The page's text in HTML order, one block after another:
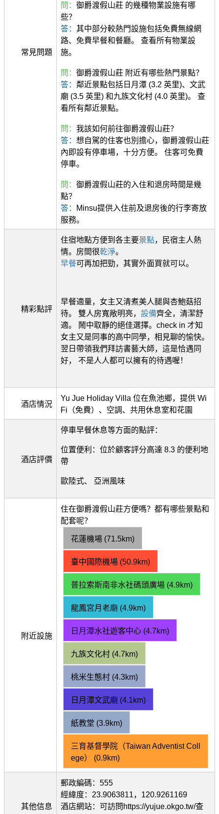
常見問題
問： 御爵渡假山莊 的幾種物業設施有哪
些？
答： 其中部分較熱門設施包括免費無線網
路、免費早餐和餐廳。 查看所有物業設
施。
問： 御爵渡假山莊 附近有哪些熱門景點？
答： 鄰近景點包括日月潭 (3.2 英里)、文武
廟 (3.5 英里) 和九族文化村 (4.0 英里)。 查
看所有鄰近景點。
問： 我該如何前往御爵渡假山莊？
答： 想自駕的住客也別擔心，御爵渡假山莊
內即設有停車場，十分方便。 住客可免費
停車。
問： 御爵渡假山莊的入住和退房時間是幾
點？
答：
Minsu提供入住前及退房後的行李寄放
服務。
精彩點評
住宿地點方便到各主要景點，民宿主人熱
情。房間很乾淨。
早餐可再加把勁，其實外面買就可以。
早餐適量，女主又清煮美人腿與杏鮑菇招
待。 雙人房寬敞明亮， 設備齊全，清潔舒
適。 鬧中取靜的絕佳選擇。check in 才知
女主又是同事的高中同學，相見聊的愉快。
翌日帶領我們拜訪書藝大師，這是恰遇同
好， 不是人人都可以擁有的待遇喔！
酒店情況
Yu Jue Holiday Villa 位在魚池鄉，提供 Wi
Fi（免費）、空調、共用休息室和花園
酒店評價
停車早餐休息等方面的點評：
位置便利：位於顧客評分高達 8.3 的便利地
帶
歐陸式、 亞洲風味
附近設施
住在御爵渡假山莊方便嗎？都有哪些景點和
配套呢？
花蓮機場 (71.5km)
臺中國際機場 (50.9km)
普拉索斯南非水社碼頭廣場 (4.9km)
龍鳳宮月老廟 (4.9km)
日月潭水社遊客中心 (4.7km)
九族文化村 (4.7km)
桃米生態村 (4.3km)
日月潭文武廟 (4.1km)
紙教堂 (3.9km)
三育基督學院（Taiwan Adventist Coll
ege） (0.9km)
其他信息
郵政編碼：555
經緯度：23.9063811，120.9261169
酒店網站：可訪問https://yujue.okgo.tw/查